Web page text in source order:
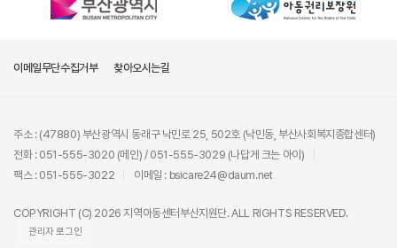
이메일무단수집거부 찾아오시는길
주소 : (47880) 부산광역시 동래구 낙민로 25, 502호 (낙민동, 부산사회복지종합센터)
전화 : 051-555-3020 (메인) / 051-555-3029 (나답게 크는 아이)
팩스 : 051-555-3022
이메일 : bsicare24@daum.net
COPYRIGHT (C) 2026 지역아동센터부산지원단. ALL RIGHTS RESERVED.
관리자 로그인